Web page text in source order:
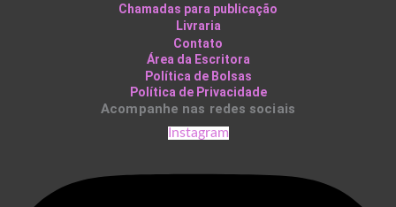
Chamadas para publicação
Livraria
Contato
Área da Escritora
Política de Bolsas
Política de Privacidade
Acompanhe nas redes sociais
Instagram